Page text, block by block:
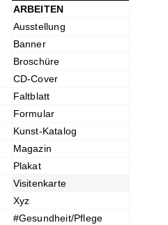
ARBEITEN
Ausstellung
Banner
Broschüre
CD-Cover
Faltblatt
Formular
Kunst-Katalog
Magazin
Plakat
Visitenkarte
Xyz
#Gesundheit/Pflege